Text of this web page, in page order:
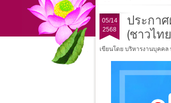
05/14
2568
ประกา
(ชาวไท
เขียนโดย บริหารงานบุคคล